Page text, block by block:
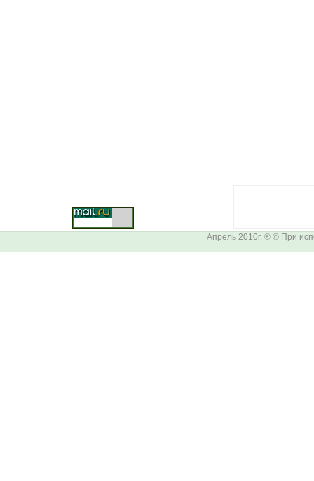
Апрель 2010г. ® © При